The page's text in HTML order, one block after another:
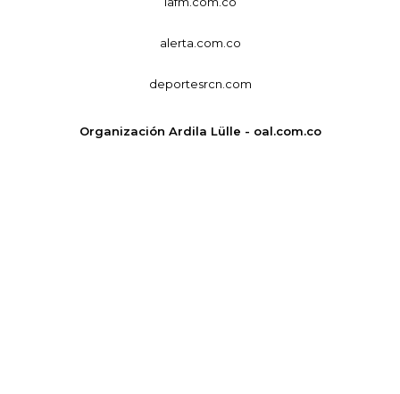
alerta.com.co
deportesrcn.com
Organización Ardila Lülle - oal.com.co